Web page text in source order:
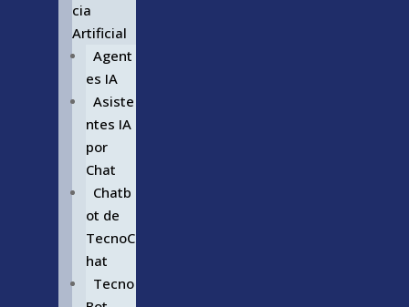
cia
Artificial
Agent
es IA
Asiste
ntes IA
por
Chat
Chatb
ot de
TecnoC
hat
Tecno